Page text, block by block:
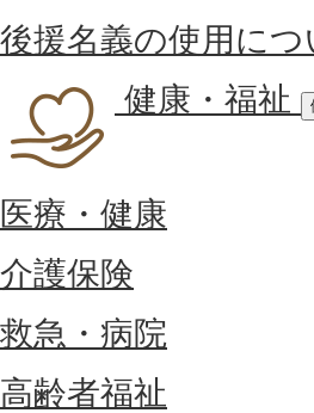
後援名義の使用につ
健康・福祉
医療・健康
介護保険
救急・病院
高齢者福祉